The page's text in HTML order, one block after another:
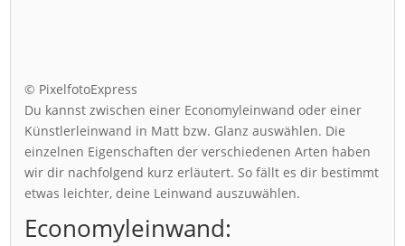
© PixelfotoExpress
Du kannst zwischen einer Economyleinwand oder einer
Künstlerleinwand in Matt bzw. Glanz auswählen. Die
einzelnen Eigenschaften der verschiedenen Arten haben
wir dir nachfolgend kurz erläutert. So fällt es dir bestimmt
etwas leichter, deine Leinwand auszuwählen.
Economyleinwand: